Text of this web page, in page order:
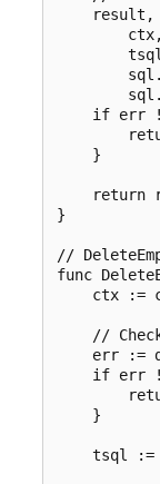
result,
        ctx,
if err
    }
return
}
//
func
ctx :=
//
err :=
if err
    }
tsql :=